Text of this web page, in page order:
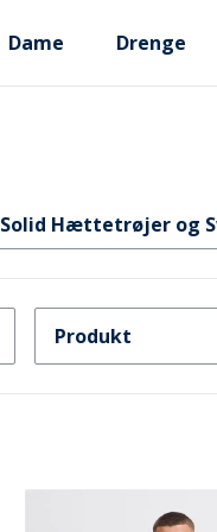
Dame Drenge
Solid Hættetrøjer og
Produkt